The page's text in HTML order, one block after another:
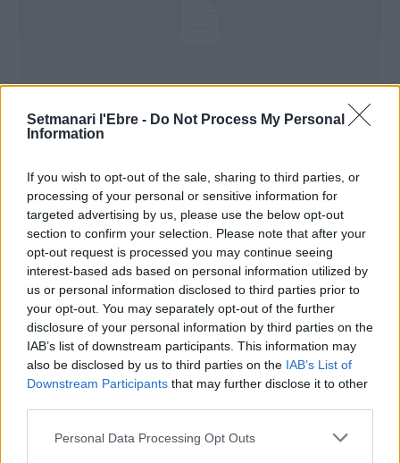
Setmanari l'Ebre - Do Not Process My Personal
Information
If you wish to opt-out of the sale, sharing to third parties, or
processing of your personal or sensitive information for
targeted advertising by us, please use the below opt-out
section to confirm your selection. Please note that after your
opt-out request is processed you may continue seeing
interest-based ads based on personal information utilized by
us or personal information disclosed to third parties prior to
your opt-out. You may separately opt-out of the further
disclosure of your personal information by third parties on the
IAB’s list of downstream participants. This information may
also be disclosed by us to third parties on the IAB’s List of
Downstream Participants that may further disclose it to other
Personal Data Processing Opt Outs
8 de març
TOP AUTORS
Redaccio
20332 PUBLICACIONS 0 COMENTARIS
ACN